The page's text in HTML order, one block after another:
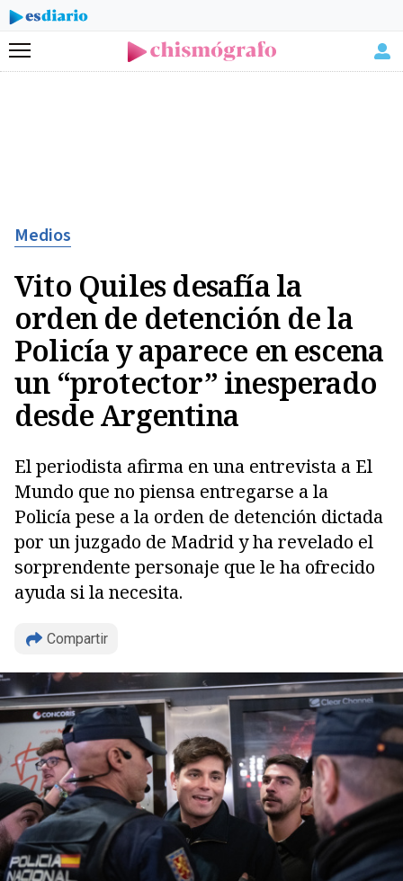
Menú
Medios
Vito Quiles desafía la
orden de detención de la
Policía y aparece en escena
un “protector” inesperado
desde Argentina
El periodista afirma en una entrevista a El
Mundo que no piensa entregarse a la
Policía pese a la orden de detención dictada
por un juzgado de Madrid y ha revelado el
sorprendente personaje que le ha ofrecido
ayuda si la necesita.
Compartir
Copiar